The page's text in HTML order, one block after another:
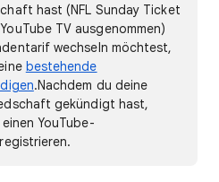
hast (NFL Sunday Ticket
TV ausgenommen)
wechseln möchtest,
bestehende
.Nachdem du deine
gekündigt hast,
YouTube-